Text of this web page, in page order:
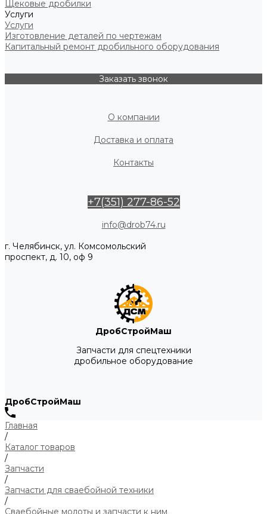
Щековые дробилки
Услуги
Услуги
Изготовление деталей по чертежам
Капитальный ремонт дробильного оборудования
Заказать звонок
О компании
Доставка и оплата
Контакты
+7(351) 277-86-52
info@drob74.ru
г. Челябинск, ул. Комсомольский
проспект, д. 10, оф 9
ДробСтройМаш
Запчасти для спецтехники
дробильное оборудование
ДробСтройМаш
Главная
/
Каталог товаров
/
Запчасти
/
Запчасти для сваебойной техники
/
Сваебойные молоты и запчасти к ним